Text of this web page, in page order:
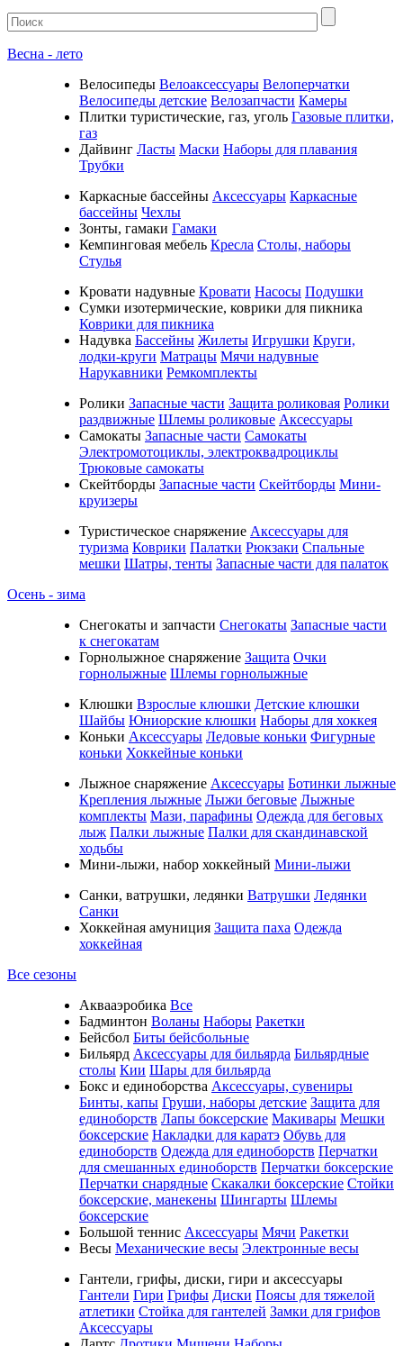
Весна - лето
Велосипеды Велоаксессуары Велоперчатки
Велосипеды детские Велозапчасти Камеры
Плитки туристические, газ, уголь Газовые плитки,
газ
Дайвинг Ласты Маски Наборы для плавания
Трубки
Каркасные бассейны Аксессуары Каркасные
бассейны Чехлы
Зонты, гамаки Гамаки
Кемпинговая мебель Кресла Столы, наборы
Стулья
Кровати надувные Кровати Насосы Подушки
Cумки изотермические, коврики для пикника
Коврики для пикника
Надувка Бассейны Жилеты Игрушки Круги,
лодки-круги Матрацы Мячи надувные
Нарукавники Ремкомплекты
Ролики Запасные части Защита роликовая Ролики
раздвижные Шлемы роликовые Аксессуары
Самокаты Запасные части Самокаты
Электромотоциклы, электроквадроциклы
Трюковые самокаты
Скейтборды Запасные части Скейтборды Мини-
круизеры
Туристическое снаряжение Аксессуары для
туризма Коврики Палатки Рюкзаки Спальные
мешки Шатры, тенты Запасные части для палаток
Осень - зима
Cнегокаты и запчасти Снегокаты Запасные части
к снегокатам
Горнолыжное снаряжение Защита Очки
горнолыжные Шлемы горнолыжные
Клюшки Взрослые клюшки Детские клюшки
Шайбы Юниорские клюшки Наборы для хоккея
Коньки Аксессуары Ледовые коньки Фигурные
коньки Хоккейные коньки
Лыжное снаряжение Аксессуары Ботинки лыжные
Крепления лыжные Лыжи беговые Лыжные
комплекты Мази, парафины Одежда для беговых
лыж Палки лыжные Палки для скандинавской
ходьбы
Мини-лыжи, набор хоккейный Мини-лыжи
Санки, ватрушки, ледянки Ватрушки Ледянки
Санки
Хоккейная амуниция Защита паха Одежда
хоккейная
Все сезоны
Аквааэробика Все
Бадминтон Воланы Наборы Ракетки
Бейсбол Биты бейсбольные
Бильярд Аксессуары для бильярда Бильярдные
столы Кии Шары для бильярда
Бокс и единоборства Аксессуары, сувениры
Бинты, капы Груши, наборы детские Защита для
единоборств Лапы боксерские Макивары Мешки
боксерские Накладки для каратэ Обувь для
единоборств Одежда для единоборств Перчатки
для смешанных единоборств Перчатки боксерские
Перчатки снарядные Скакалки боксерские Стойки
боксерские, манекены Шингарты Шлемы
боксерские
Большой теннис Аксессуары Мячи Ракетки
Весы Механические весы Электронные весы
Гантели, грифы, диски, гири и аксессуары
Гантели Гири Грифы Диски Поясы для тяжелой
атлетики Стойка для гантелей Замки для грифов
Аксессуары